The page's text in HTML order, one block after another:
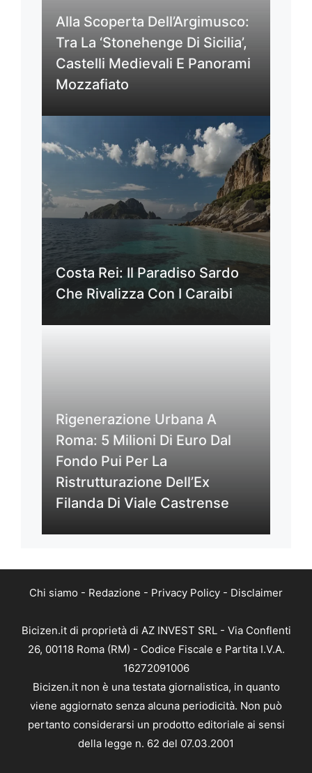
Alla Scoperta Dell’Argimusco:
Tra La ‘Stonehenge Di Sicilia’,
Castelli Medievali E Panorami
Mozzafiato
Costa Rei: Il Paradiso Sardo
Che Rivalizza Con I Caraibi
Rigenerazione Urbana A
Roma: 5 Milioni Di Euro Dal
Fondo Pui Per La
Ristrutturazione Dell’Ex
Filanda Di Viale Castrense
Chi siamo - Redazione - Privacy Policy - Disclaimer
Bicizen.it di proprietà di AZ INVEST SRL - Via Conflenti
26, 00118 Roma (RM) - Codice Fiscale e Partita I.V.A.
16272091006
Bicizen.it non è una testata giornalistica, in quanto
viene aggiornato senza alcuna periodicità. Non può
pertanto considerarsi un prodotto editoriale ai sensi
della legge n. 62 del 07.03.2001